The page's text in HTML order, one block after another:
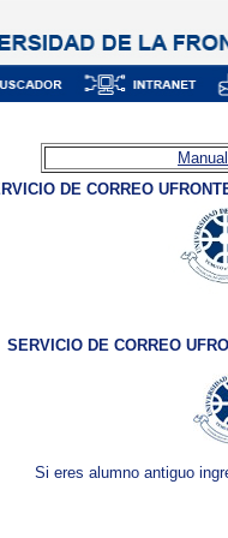
DE CORREO
SERVICIO DE CORREO
Si eres alumno antiguo